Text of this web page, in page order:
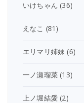
いけちゃん (36)
えなこ (81)
エリマリ姉妹 (6)
一ノ瀬瑠菜 (13)
上ノ堀結愛 (2)